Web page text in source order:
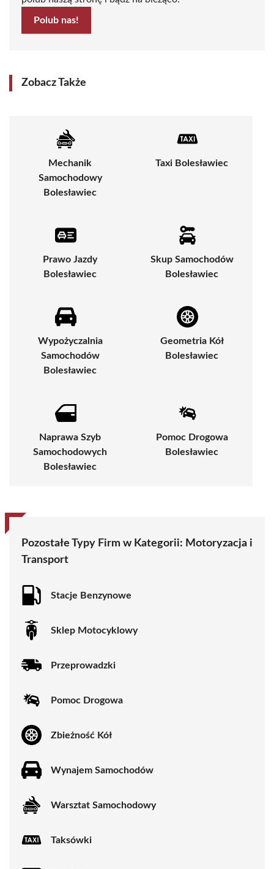
Polub nas!
Zobacz Także
Mechanik
Samochodowy
Bolesławiec
Taxi Bolesławiec
Prawo Jazdy
Bolesławiec
Skup Samochodów
Bolesławiec
Wypożyczalnia
Samochodów
Bolesławiec
Geometria Kół
Bolesławiec
Naprawa Szyb
Samochodowych
Bolesławiec
Pomoc Drogowa
Bolesławiec
Pozostałe Typy Firm w Kategorii: Motoryzacja i
Transport
Stacje Benzynowe
Sklep Motocyklowy
Przeprowadzki
Pomoc Drogowa
Zbieżność Kół
Wynajem Samochodów
Warsztat Samochodowy
Taksówki